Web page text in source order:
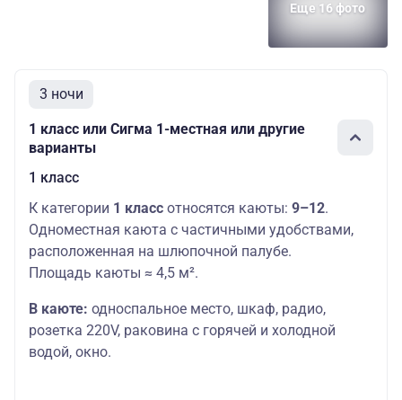
Еще 16 фото
3 ночи
1 класс или Сигма 1-местная или другие
варианты
1 класс
К категории 1 класс относятся каюты: 9–12.
Одноместная каюта с частичными удобствами,
расположенная на шлюпочной палубе.
Площадь каюты ≈ 4,5 м².
В каюте: односпальное место, шкаф, радио,
розетка 220V, раковина с горячей и холодной
водой, окно.